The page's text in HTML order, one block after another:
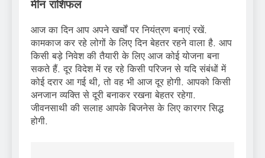
मीन राशिफल
आज का दिन आप अपने खर्चों पर नियंत्रण बनाएं रखें.
कामकाज कर रहे लोगों के लिए दिन बेहतर रहने वाला है. आप
किसी बड़े निवेश की तैयारी के लिए आज कोई योजना बना
सकते हैं. दूर विदेश में रह रहे किसी परिजन से यदि संबंधों में
कोई दरार आ गई थी, तो वह भी आज दूर होगी. आपको किसी
अनजान व्यक्ति से दूरी बनाकर रखना बेहतर रहेगा.
जीवनसाथी की सलाह आपके बिजनेस के लिए कारगर सिद्ध
होगी.